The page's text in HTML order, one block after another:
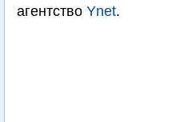
агентство Ynet.